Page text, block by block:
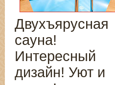
Двухъярусная
сауна!
Интересный
дизайн! Уют и